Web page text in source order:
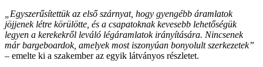
„Egyszerűsítettük az első szárnyat, hogy gyengébb áramlatok
jöjjenek létre körülötte, és a csapatoknak kevesebb lehetőségük
legyen a kerekekről leváló légáramlatok irányítására. Nincsenek
már bargeboardok, amelyek most iszonyúan bonyolult szerkezetek”
– emelte ki a szakember az egyik látványos részletet.